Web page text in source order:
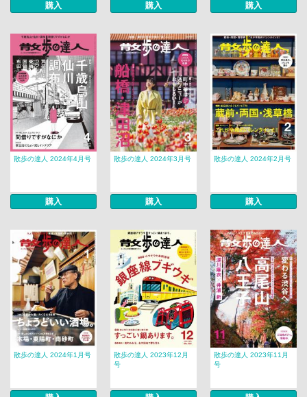
購入 購入 購入
散歩の達人 2024年4月号
購入
散歩の達人 2024年3月号
購入
散歩の達人 2024年2月号
購入
散歩の達人 2024年1月号
散歩の達人 2023年12月
号
散歩の達人 2023年11月
号